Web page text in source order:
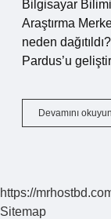
Bilgisayar
Araştırma
neden
Pardus’u
Devamını okuyun
https://
Sitemap